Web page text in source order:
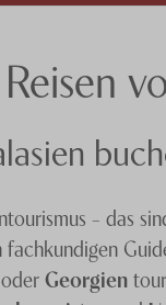
– das
fachkundigen
oderGeorgien